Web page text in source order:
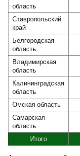
область
Ставропольский
край
Белгородская
область
Владимирская
область
Калининградская
область
Омская область
Самарская
область
Итого